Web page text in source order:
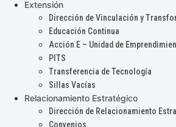
Extensión
Dirección de Vinculación y
Educación Continua
Acción E – Unidad de
PITS
Transferencia de Tecnología
Sillas Vacías
Relacionamiento Estratégico
Dirección de Relacionamiento
Convenios